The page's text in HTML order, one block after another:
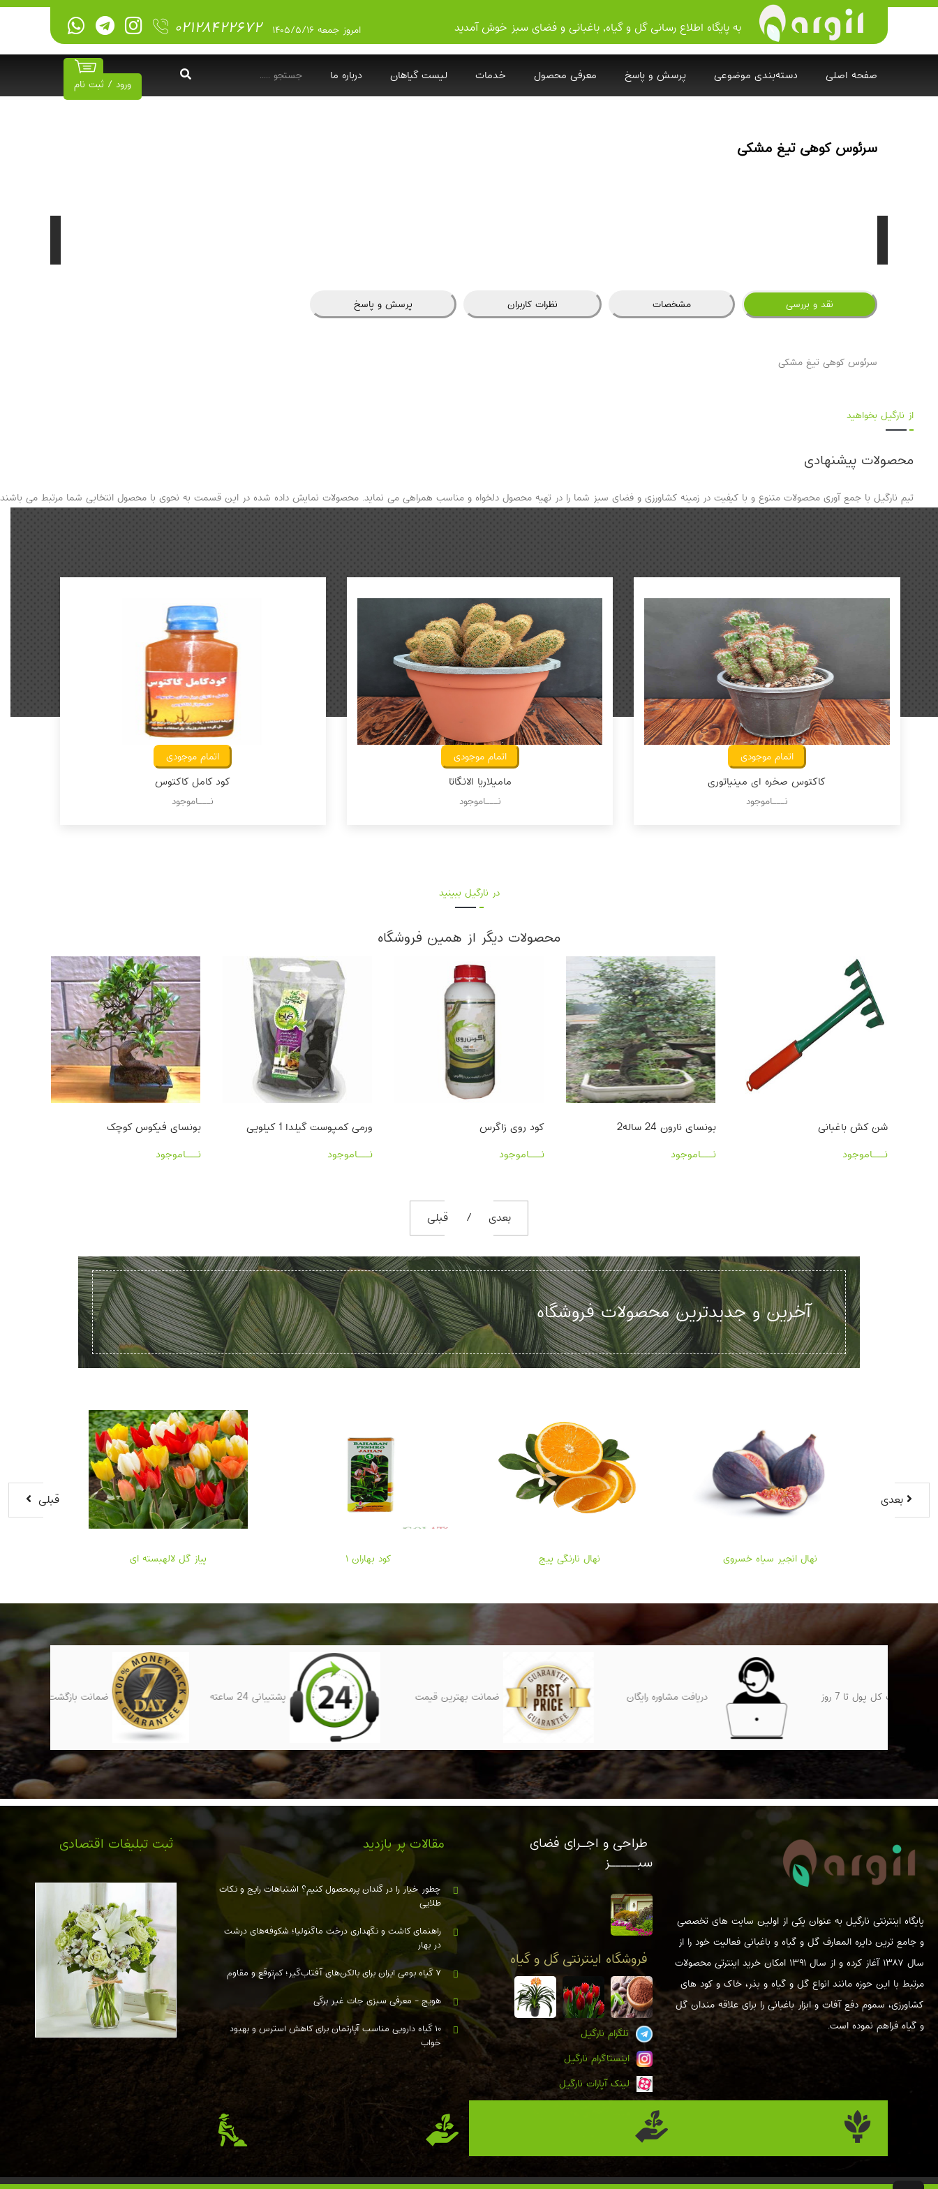
به پایگاه اطلاع رسانی گل و گیاه, باغبانی و فضای سبز خوش آمدید ۰۲۱۲۸۴۲۲۶۷۲ امروز جمعه ۱۴۰۵/۵/۱۶
صفحه اصلی دسته‌بندی موضوعی پرسش و پاسخ معرفی محصول خدمات لیست گیاهان درباره ما
ورود / ثبت نام
سرئوس کوهی تیغ مشکی
نقد و بررسی مشخصات نظرات کاربران پرسش و پاسخ
سرئوس کوهی تیغ مشکی
از نارگیل بخواهید
محصولات پیشنهادی
تیم نارگیل با جمع آوری محصولات متنوع و با کیفیت در زمینه کشاورزی و فضای سبز شما را در تهیه محصول دلخواه و مناسب همراهی می نماید. محصولات نمایش داده شده در این قسمت به نحوی با محصول انتخابی شما مرتبط می
اتمام موجودی
کود کامل کاکتوس
نـــاموجود
اتمام موجودی
مامیلاریا الانگاتا
نـــاموجود
اتمام موجودی
کاکتوس صخره ای مینیاتوری
نـــاموجود
در نارگیل ببینید
محصولات دیگر از همین فروشگاه
بونسای فیکوس کوچک
نـــاموجود
ورمی کمپوست گیلدا 1 کیلویی
نـــاموجود
کود روی زاگرس
نـــاموجود
بونسای نارون 24 ساله2
نـــاموجود
شن کش باغبانی
نـــاموجود
قبلی بعدی
آخرین و جدیدترین محصولات فروشگاه
پیاز گل لالهبسته ای نهال انجیر سیاه خسروی
قبلی بعدی
ضمانت بازگشت کل پول تا 7 روز پشتیبانی 24 ساعته ضمانت بهترین قیمت دریافت مشاوره رایگان
پایگاه اینترنتی نارگیل به عنوان یکی از اولین سایت های تخصصی
و جامع ترین دایره المعارف گل و گیاه و باغبانی فعالیت خود را از
سال ۱۳۸۷ آغاز کرده و از سال ۱۳۹۱ امکان خرید اینترتی محصولات
مرتبط با این حوزه مانند انواع گل و گیاه و بذر، خاک و کود های
کشاورزی، سموم دفع آفات و ابزار باغبانی را برای علاقه مندان گل
و گیاه فراهم نموده است.
طراحی و اجـرای فضای
سبـــــز
فروشگاه اینترنتی گل و گیاه
تلگرام نارگیل
اینستاگرام نارگیل
لینک آپارات نارگیل
مقالات پر بازدید
چطور خیار را در گلدان پرمحصول کنیم؟ اشتباهات رایج و نکات
طلایی
راهنمای کاشت و نگهداری درخت ماگنولیا؛ شکوفه‌های درشت
در بهار
۷ گیاه بومی ایران برای بالکن‌های آفتاب‌گیر؛ کم‌توقع و مقاوم
هویج - معرفی سبزی جات غیر برگی
۱۰ گیاه دارویی مناسب آپارتمان برای کاهش استرس و بهبود
خواب
ثبت تبلیغات اقتصادی